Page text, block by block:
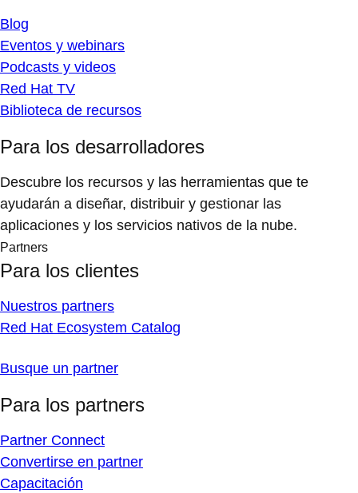
Blog
Eventos y webinars
Podcasts y videos
Red Hat TV
Biblioteca de recursos
Para los desarrolladores
Descubre los recursos y las herramientas que te
ayudarán a diseñar, distribuir y gestionar las
aplicaciones y los servicios nativos de la nube.
Partners
Para los clientes
Nuestros partners
Red Hat Ecosystem Catalog
Busque un partner
Para los partners
Partner Connect
Convertirse en partner
Capacitación